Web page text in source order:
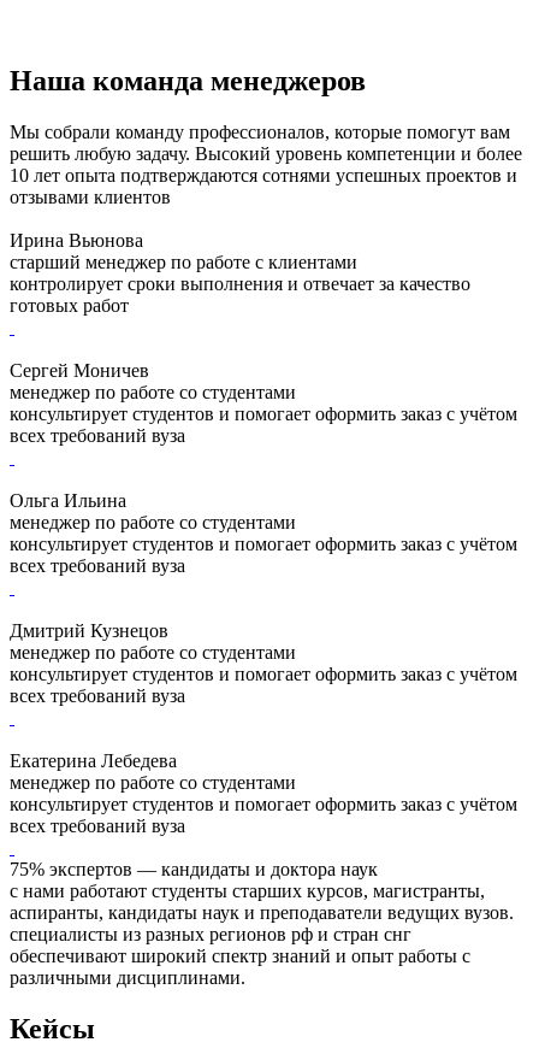
Наша команда менеджеров
Мы собрали команду профессионалов, которые помогут вам
решить любую задачу. Высокий уровень компетенции и более
10 лет опыта подтверждаются сотнями успешных проектов и
отзывами клиентов
Ирина Вьюнова
старший менеджер по работе с клиентами
контролирует сроки выполнения и отвечает за качество
готовых работ
Сергей Моничев
менеджер по работе со студентами
консультирует студентов и помогает оформить заказ с учётом
всех требований вуза
Ольга Ильина
менеджер по работе со студентами
консультирует студентов и помогает оформить заказ с учётом
всех требований вуза
Дмитрий Кузнецов
менеджер по работе со студентами
консультирует студентов и помогает оформить заказ с учётом
всех требований вуза
Екатерина Лебедева
менеджер по работе со студентами
консультирует студентов и помогает оформить заказ с учётом
всех требований вуза
75% экспертов — кандидаты и доктора наук
с нами работают студенты старших курсов, магистранты,
аспиранты, кандидаты наук и преподаватели ведущих вузов.
специалисты из разных регионов рф и стран снг
обеспечивают широкий спектр знаний и опыт работы с
различными дисциплинами.
Кейсы